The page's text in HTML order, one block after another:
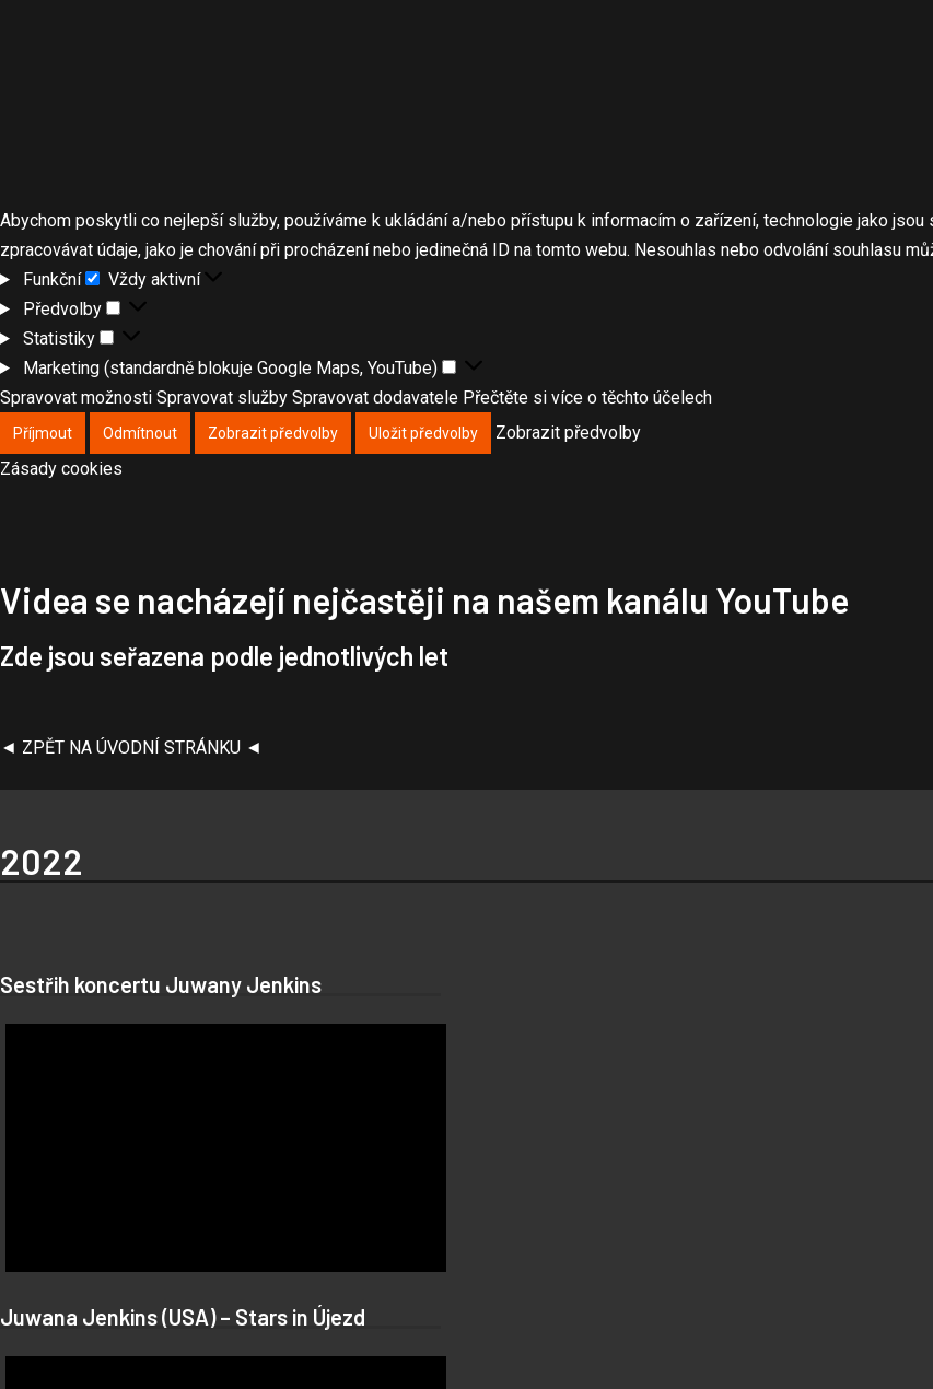
Abychom poskytli co nejlepší služby, používáme k ukládání a/nebo přístupu k informacím o zařízení, technologie jako
zpracovávat údaje, jako je chování při procházení nebo jedinečná ID na tomto webu. Nesouhlas nebo odvolání souhlasu
Funkční
Vždy aktivní
Předvolby
Statistiky
Marketing (standardně blokuje Google Maps, YouTube)
Spravovat možnosti Spravovat služby Spravovat dodavatele Přečtěte si více o těchto účelech
Příjmout Odmítnout Zobrazit předvolby Uložit předvolby
Zobrazit předvolby
Zásady cookies
Videa se nacházejí nejčastěji na našem kanálu YouTube
Zde jsou seřazena podle jednotlivých let
◄ ZPĚT NA ÚVODNÍ STRÁNKU ◄
2022
Sestřih koncertu Juwany Jenkins
Juwana Jenkins (USA) – Stars in Újezd